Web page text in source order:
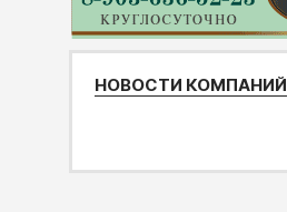
НОВОСТИ КОМПАНИЙ